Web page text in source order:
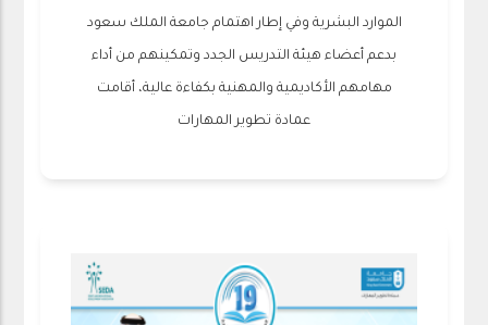
الموارد البشرية وفي إطار اهتمام جامعة الملك سعود
بدعم أعضاء هيئة التدريس الجدد وتمكينهم من أداء
مهامهم الأكاديمية والمهنية بكفاءة عالية، أقامت
عمادة تطوير المهارات